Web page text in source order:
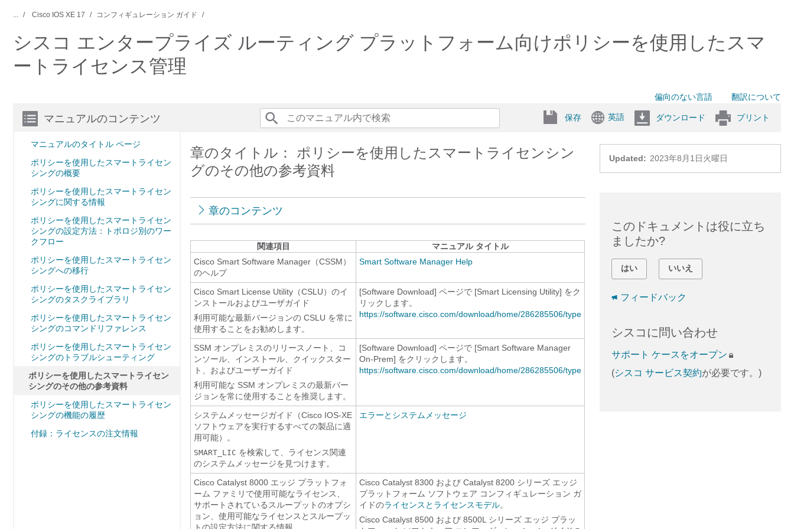
... Cisco IOS XE 17 コンフィギュレーション ガイド
シスコ エンタープライズ ルーティング プラットフォーム向けポリシーを使用したスマ
ートライセンス管理
偏向のない言語 翻訳について
マニュアルのコンテンツ
マニュアルのタイトル ページ
ポリシーを使用したスマートライセン
シングの概要
ポリシーを使用したスマートライセン
シングに関する情報
ポリシーを使用したスマートライセン
シングの設定方法：トポロジ別のワー
クフロー
ポリシーを使用したスマートライセン
シングへの移行
ポリシーを使用したスマートライセン
シングのタスクライブラリ
ポリシーを使用したスマートライセン
シングのコマンドリファレンス
ポリシーを使用したスマートライセン
シングのトラブルシューティング
ポリシーを使用したスマートライセン
シングのその他の参考資料
ポリシーを使用したスマートライセン
シングの機能の履歴
付録：ライセンスの注文情報
保存 英語 ダウンロード プリント
Updated: 2023年8月1日火曜日
章のタイトル： ポリシーを使用したスマートライセンシン
グのその他の参考資料
章のコンテンツ
関連項目
マニュアル タイトル
Cisco Smart Software Manager（CSSM）
のヘルプ
Smart Software Manager Help
Cisco Smart License Utility（CSLU）のイ
ンストールおよびユーザガイド
利用可能な最新バージョンの CSLU を常に
使用することをお勧めします。
[Software Download] ページで [Smart Licensing Utility] をク
リックします。
https://software.cisco.com/download/home/286285506/type
SSM オンプレミスのリリースノート、コ
ンソール、インストール、クイックスター
ト、およびユーザーガイド
利用可能な SSM オンプレミスの最新バー
ジョンを常に使用することを推奨します。
[Software Download] ページで [Smart Software Manager
On-Prem] をクリックします。
https://software.cisco.com/download/home/286285506/type
システムメッセージガイド（Cisco IOS-XE
ソフトウェアを実行するすべての製品に適
用可能）。
SMART_LIC を検索して、ライセンス関連
のシステムメッセージを見つけます。
エラーとシステムメッセージ
Cisco Catalyst 8000 エッジ プラットフォ
ーム ファミリで使用可能なライセンス、
サポートされているスループットのオプシ
ョン、使用可能なライセンスとスループッ
Cisco Catalyst 8300 および Catalyst 8200 シリーズ エッジ
プラットフォーム ソフトウェア コンフィギュレーション ガ
イドのライセンスとライセンスモデル。
Cisco Catalyst 8500 および 8500L シリーズ エッジ プラッ
このドキュメントは役に立ち
ましたか?
はい いいえ
フィードバック
シスコに問い合わせ
サポート ケースをオープン
(シスコ サービス契約が必要です。)